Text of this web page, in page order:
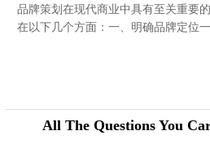
品牌策划在现代商业中具有至关重要
在以下几个方面：一、明确品牌定位
All The Questions You